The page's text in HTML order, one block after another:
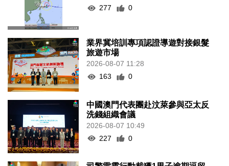
277
0
業界冀培訓專項認證導遊對接銀髮
旅遊市場
2026-08-07 11:28
163
0
中國澳門代表團赴汶萊參與亞太反
洗錢組織會議
2026-08-07 10:49
227
0